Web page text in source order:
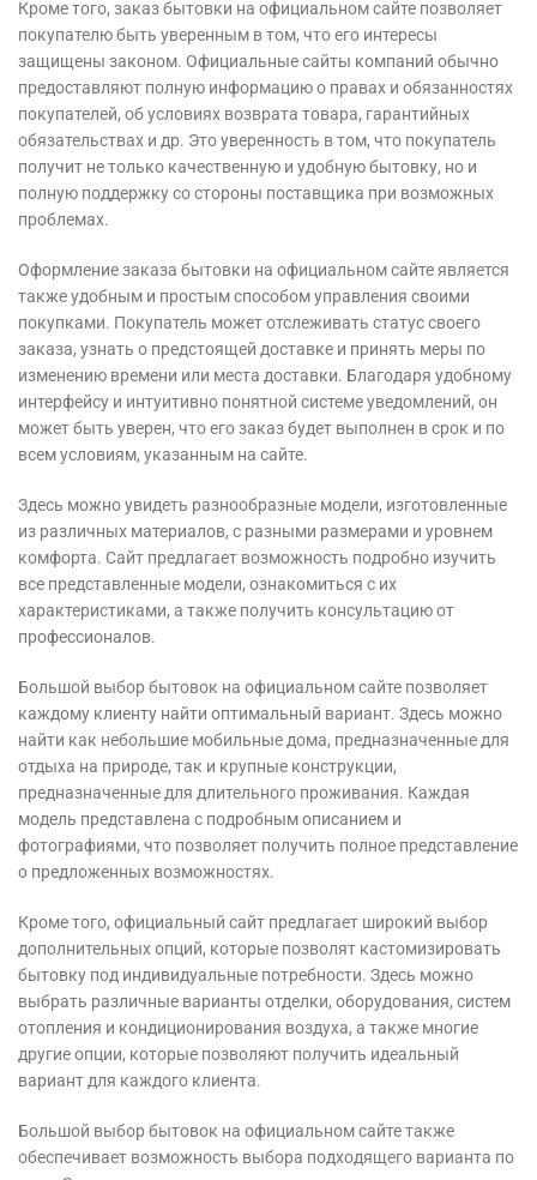
Кроме того, заказ бытовки на официальном сайте позволяет
покупателю быть уверенным в том, что его интересы
защищены законом. Официальные сайты компаний обычно
предоставляют полную информацию о правах и обязанностях
покупателей, об условиях возврата товара, гарантийных
обязательствах и др. Это уверенность в том, что покупатель
получит не только качественную и удобную бытовку, но и
полную поддержку со стороны поставщика при возможных
проблемах.
Оформление заказа бытовки на официальном сайте является
также удобным и простым способом управления своими
покупками. Покупатель может отслеживать статус своего
заказа, узнать о предстоящей доставке и принять меры по
изменению времени или места доставки. Благодаря удобному
интерфейсу и интуитивно понятной системе уведомлений, он
может быть уверен, что его заказ будет выполнен в срок и по
всем условиям, указанным на сайте.
Здесь можно увидеть разнообразные модели, изготовленные
из различных материалов, с разными размерами и уровнем
комфорта. Сайт предлагает возможность подробно изучить
все представленные модели, ознакомиться с их
характеристиками, а также получить консультацию от
профессионалов.
Большой выбор бытовок на официальном сайте позволяет
каждому клиенту найти оптимальный вариант. Здесь можно
найти как небольшие мобильные дома, предназначенные для
отдыха на природе, так и крупные конструкции,
предназначенные для длительного проживания. Каждая
модель представлена с подробным описанием и
фотографиями, что позволяет получить полное представление
о предложенных возможностях.
Кроме того, официальный сайт предлагает широкий выбор
дополнительных опций, которые позволят кастомизировать
бытовку под индивидуальные потребности. Здесь можно
выбрать различные варианты отделки, оборудования, систем
отопления и кондиционирования воздуха, а также многие
другие опции, которые позволяют получить идеальный
вариант для каждого клиента.
Большой выбор бытовок на официальном сайте также
обеспечивает возможность выбора подходящего варианта по